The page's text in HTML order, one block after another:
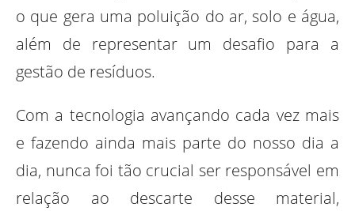
o que gera uma poluição do ar, solo e água,
além de representar um desafio para a
gestão de resíduos.
Com a tecnologia avançando cada vez mais
e fazendo ainda mais parte do nosso dia a
dia, nunca foi tão crucial ser responsável em
relação ao descarte desse material,